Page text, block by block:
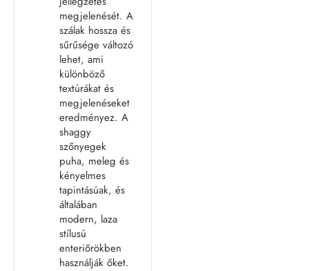
megjelenését. A
szálak hossza és
sűrűsége változó
lehet, ami
különböző
textúrákat és
megjelenéseket
eredményez. A
shaggy
szőnyegek
puha, meleg és
kényelmes
tapintásúak, és
általában
modern, laza
stílusú
enteriőrökben
használják őket.